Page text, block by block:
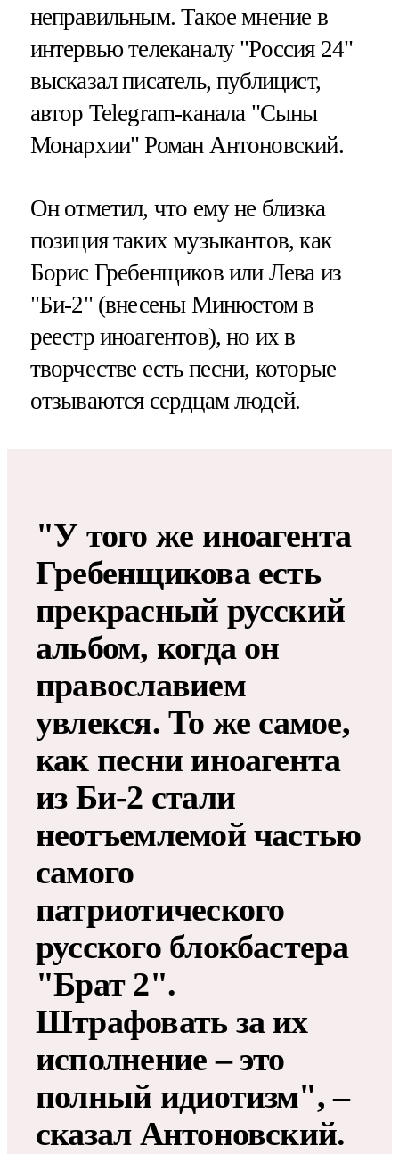
неправильным. Такое мнение в
интервью телеканалу "Россия 24"
высказал писатель, публицист,
автор Telegram-канала "Сыны
Монархии" Роман Антоновский.
Он отметил, что ему не близка
позиция таких музыкантов, как
Борис Гребенщиков или Лева из
"Би-2" (внесены Минюстом в
реестр иноагентов), но их в
творчестве есть песни, которые
отзываются сердцам людей.
"У того же иноагента
Гребенщикова есть
прекрасный русский
альбом, когда он
православием
увлекся. То же самое,
как песни иноагента
из Би-2 стали
неотъемлемой частью
самого
патриотического
русского блокбастера
"Брат 2".
Штрафовать за их
исполнение – это
полный идиотизм", –
сказал Антоновский.